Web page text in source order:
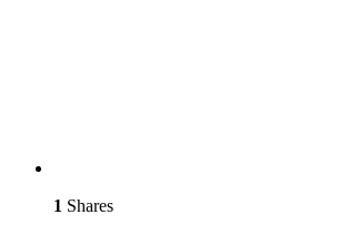
1 Shares